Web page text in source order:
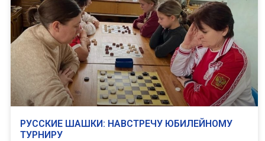
РУССКИЕ ШАШКИ: НАВСТРЕЧУ ЮБИЛЕЙНОМУ
ТУРНИРУ